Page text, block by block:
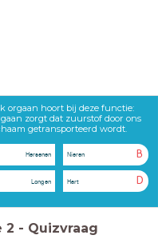
orgaan hoort bij deze functie:
zorgt dat zuurstof door ons
getransporteerd wordt.
Hersenen B
Nieren
Longen D
Hart
2 - Quizvraag